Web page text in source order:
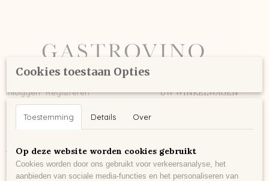
Inloggen Registreren UW WINKELWAGEN
Cookies toestaan Opties
Toestemming Details Over
Op deze website worden cookies gebruikt
Cookies worden door ons gebruikt voor verkeersanalyse, het
aanbieden van sociale media-functies en het personaliseren van